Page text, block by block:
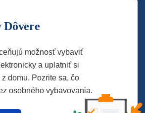
možnosť vybaviť
a uplatniť si
domu. Pozrite sa, čo
osobného vybavovania.